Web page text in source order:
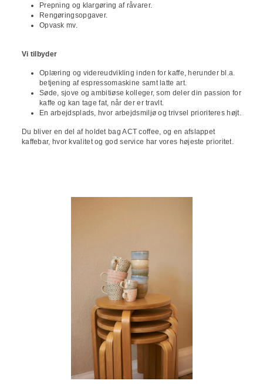
Prepning og klargøring af råvarer.
Rengøringsopgaver.
Opvask mv.
Vi tilbyder
Oplæring og videreudvikling inden for kaffe, herunder bl.a.
betjening af espressomaskine samt latte art.
Søde, sjove og ambitiøse kolleger, som deler din passion for
kaffe og kan tage fat, når der er travlt.
En arbejdsplads, hvor arbejdsmiljø og trivsel prioriteres højt.
Du bliver en del af holdet bag ACT coffee, og en afslappet
kaffebar, hvor kvalitet og god service har vores højeste prioritet.